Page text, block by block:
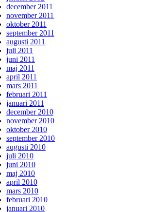
december 2011
november 2011
oktober 2011
september 2011
augusti 2011
juli 2011
juni 2011
maj 2011
april 2011
mars 2011
februari 2011
januari 2011
december 2010
november 2010
oktober 2010
september 2010
augusti 2010
juli 2010
juni 2010
maj 2010
april 2010
mars 2010
februari 2010
januari 2010